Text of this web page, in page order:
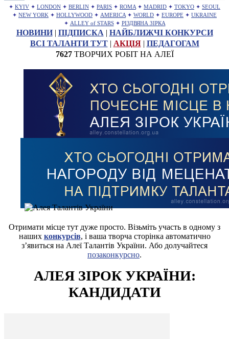
✦ KYIV ✦ LONDON ✦ BERLIN ✦ PARIS ✦ ROMA ✦ MADRID ✦ TOKYO ✦ SEOUL
✦ NEW YORK ✦ HOLLYWOOD ✦ AMERICA ✦ WORLD ✦ EUROPE ✦ UKRAINE
✦ ALLEY of STARS ✦ РІЗДВЯНА ЗІРКА
НОВИНИ| ПІДПИСКА | НАЙБЛИЖЧІ КОНКУРСИ
ВСІ ТАЛАНТИ ТУТ| АКЦІЯ| ПЕДАГОГАМ
7627ТВОРЧИХ РОБІТ НА АЛЕЇ
Отримати місце тут дуже просто. Візьміть участь в одному з
наших конкурсів, і ваша творча сторінка автоматично
з’явиться на Алеї Талантів України. Або долучайтеся
позаконкурсно.
АЛЕЯ ЗІРОК УКРАЇНИ:
КАНДИДАТИ